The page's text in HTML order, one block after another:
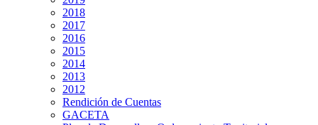
2018
2017
2016
2015
2014
2013
2012
Rendición de Cuentas
GACETA